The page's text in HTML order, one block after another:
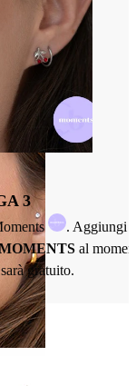
3
. Aggiungi
al
gratuito.